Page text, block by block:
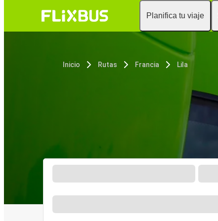
Planifica tu viaje
Inicio Rutas Francia Lila